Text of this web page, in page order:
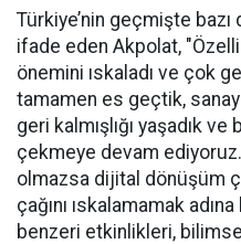
Türkiye’nin geçmişte bazı
ifade eden Akpolat,
önemini ıskaladı ve çok
tamamen es geçtik,
geri kalmışlığı yaşadık ve
çekmeye devam
olmazsa dijital dönüşüm
çağını ıskalamamak
benzeri etkinlikleri,